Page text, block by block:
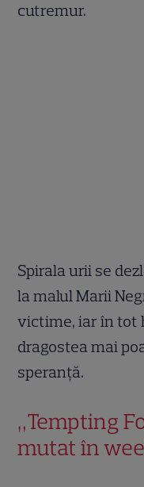
cutremur.
Spirala urii se
la malul Marii
victime, iar în tot
dragostea mai
speranţă.
„Tempting
mutat în